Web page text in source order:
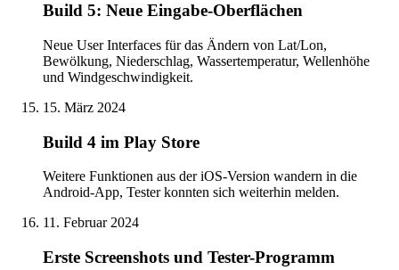
Build 5: Neue Eingabe-Oberflächen
Neue User Interfaces für das Ändern von Lat/Lon,
Bewölkung, Niederschlag, Wassertemperatur, Wellenhöhe
und Windgeschwindigkeit.
15. März 2024
Build 4 im Play Store
Weitere Funktionen aus der iOS-Version wandern in die
Android-App, Tester konnten sich weiterhin melden.
11. Februar 2024
Erste Screenshots und Tester-Programm